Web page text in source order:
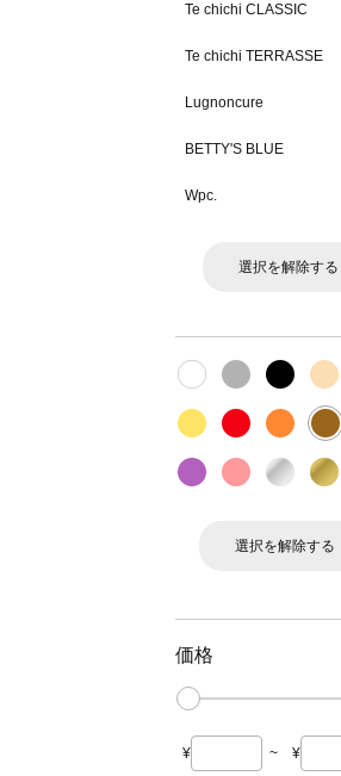
Te chichi CLASSIC
Te chichi TERRASSE
Lugnoncure
BETTY'S BLUE
Wpc.
選択を解除する
選択を解除する
価格
¥ ~ ¥